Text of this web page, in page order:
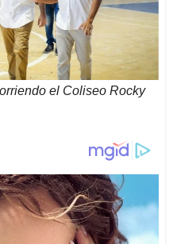
el Coliseo Rocky